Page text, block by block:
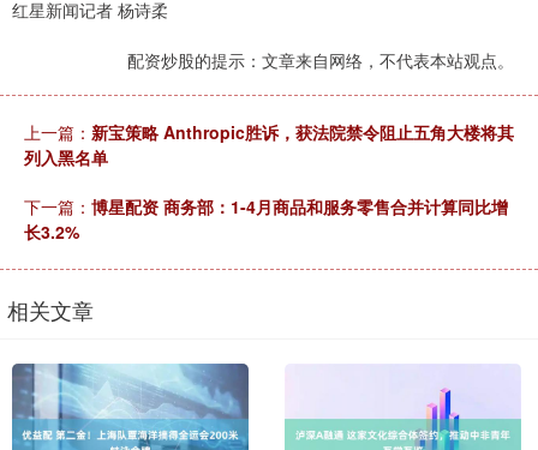
红星新闻记者 杨诗柔
配资炒股的提示：文章来自网络，不代表本站观点。
上一篇： 新宝策略 Anthropic胜诉，获法院禁令阻止五角大楼将其
列入黑名单
下一篇： 博星配资 商务部：1-4月商品和服务零售合并计算同比增
长3.2%
相关文章